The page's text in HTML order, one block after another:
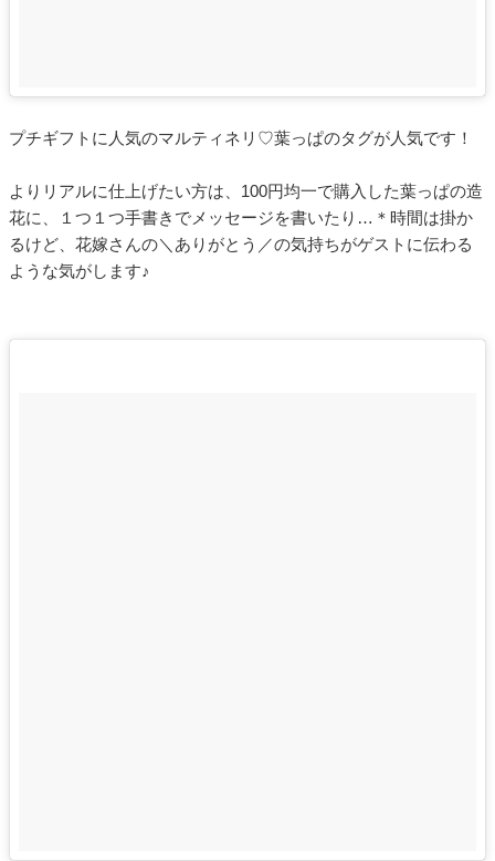
プチギフトに人気のマルティネリ♡葉っぱのタグが人気です！
よりリアルに仕上げたい方は、100円均一で購入した葉っぱの造
花に、１つ１つ手書きでメッセージを書いたり…＊時間は掛か
るけど、花嫁さんの＼ありがとう／の気持ちがゲストに伝わる
ような気がします♪